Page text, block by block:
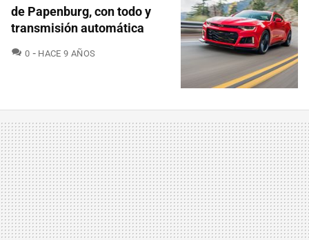
de Papenburg, con todo y
transmisión automática
0 COMENTARIOS
HACE 9 AÑOS